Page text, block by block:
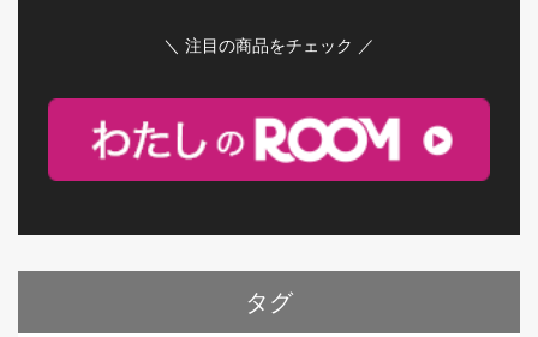
＼ 注目の商品をチェック ／
タグ